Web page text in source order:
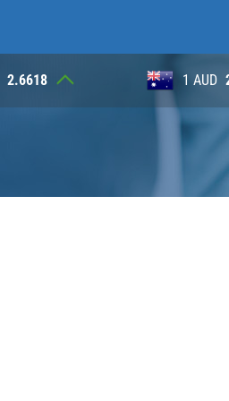
2.6265 100